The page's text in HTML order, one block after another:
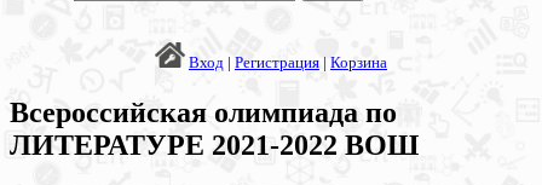
Вход | Регистрация | Корзина
Всероссийская олимпиада по
ЛИТЕРАТУРЕ 2021-2022 ВОШ